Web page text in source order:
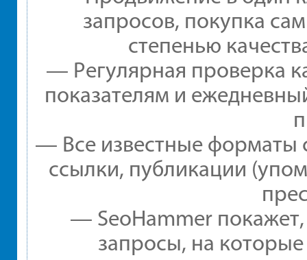
запросов, покупка
степенью
— Регулярная проверка
показателям и
— Все известные форматы
ссылки, публикации
— SeoHammer покажет,
запросы, на